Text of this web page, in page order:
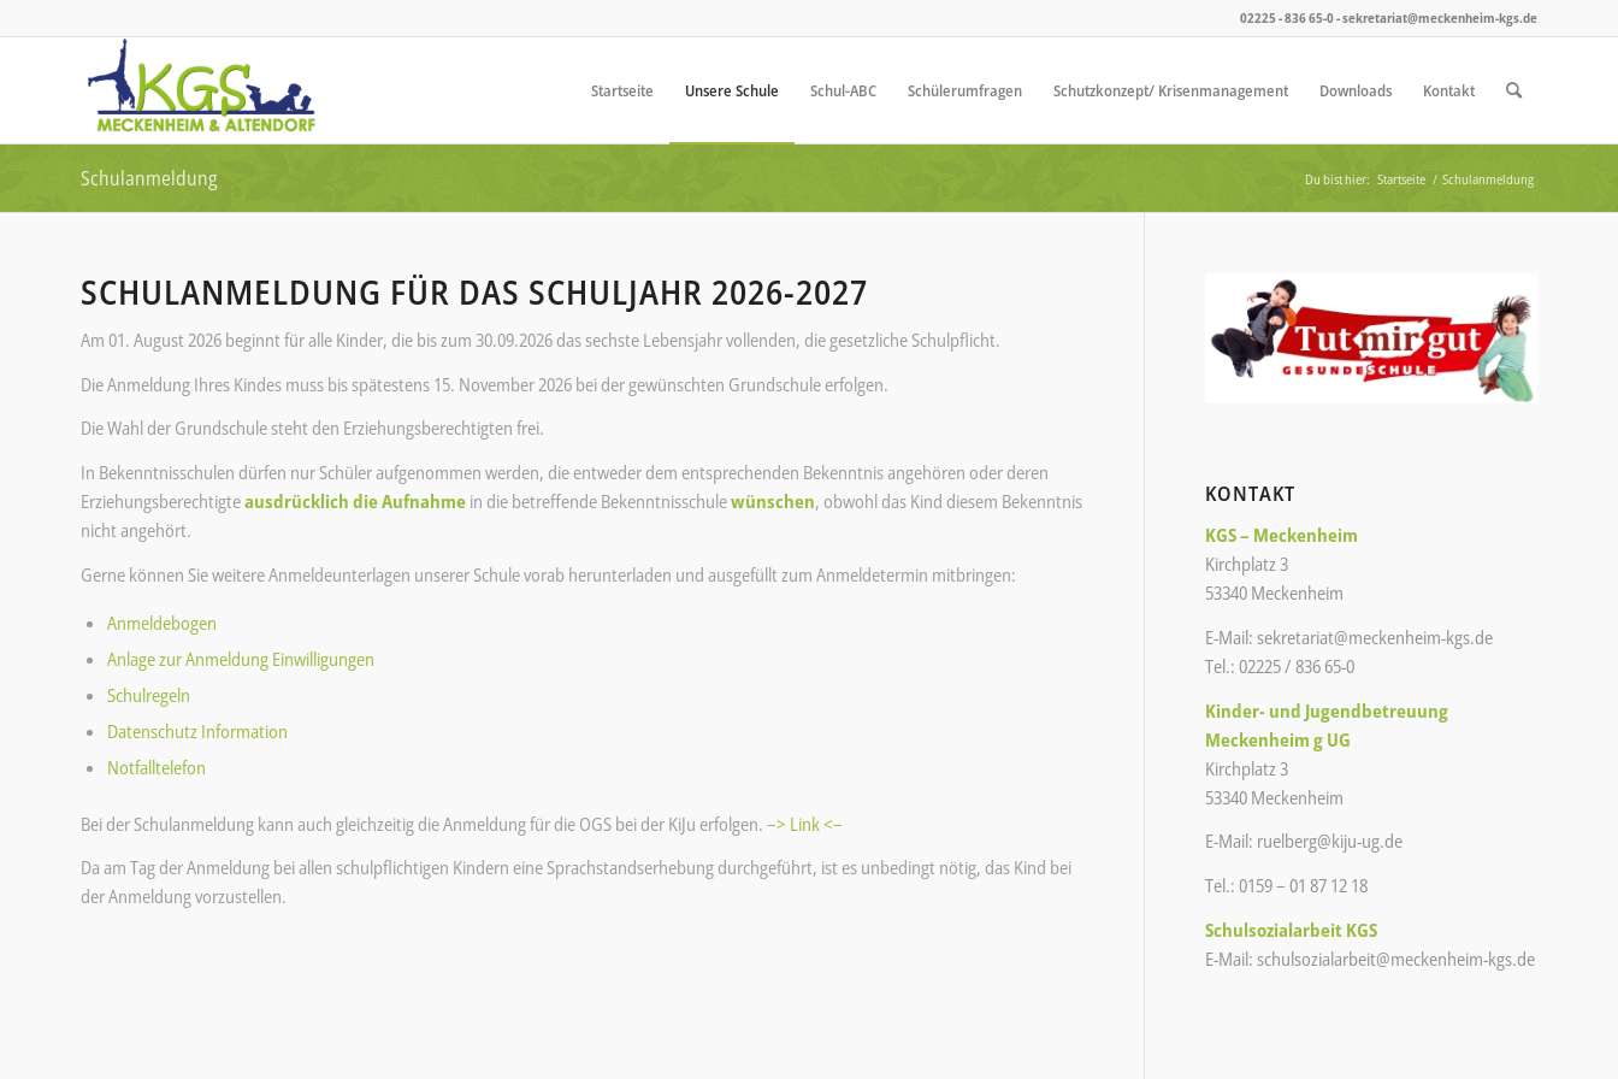
02225 - 836 65-0 - sekretariat@meckenheim-kgs.de
Startseite Unsere Schule Schul-ABC Schülerumfragen Schutzkonzept/ Krisenmanagement Downloads Kontakt
Schulanmeldung Du bist hier: Startseite / Schulanmeldung
SCHULANMELDUNG FÜR DAS SCHULJAHR 2026-2027
Am 01. August 2026 beginnt für alle Kinder, die bis zum 30.09.2026 das sechste Lebensjahr vollenden, die gesetzliche Schulpflicht.
Die Anmeldung Ihres Kindes muss bis spätestens 15. November 2026 bei der gewünschten Grundschule erfolgen.
Die Wahl der Grundschule steht den Erziehungsberechtigten frei.
In Bekenntnisschulen dürfen nur Schüler aufgenommen werden, die entweder dem entsprechenden Bekenntnis angehören oder deren
Erziehungsberechtigteausdrücklich die Aufnahme in die betreffende Bekenntnisschulewünschen, obwohl das Kind diesem Bekenntnis
nicht angehört.
Gerne können Sie weitere Anmeldeunterlagen unserer Schule vorab herunterladen und ausgefüllt zum Anmeldetermin mitbringen:
Anmeldebogen
Anlage zur Anmeldung Einwilligungen
Schulregeln
Datenschutz Information
Notfalltelefon
Bei der Schulanmeldung kann auch gleichzeitig die Anmeldung für die OGS bei der KiJu erfolgen. –> Link <–
Da am Tag der Anmeldung bei allen schulpflichtigen Kindern eine Sprachstandserhebung durchgeführt, ist es unbedingt nötig, das Kind bei
der Anmeldung vorzustellen.
KONTAKT
KGS – Meckenheim
Kirchplatz 3
53340 Meckenheim
E-Mail:sekretariat@meckenheim-kgs.de
Tel.: 02225 / 836 65-0
Kinder- und Jugendbetreuung
Meckenheim g UG
Kirchplatz 3
53340 Meckenheim
E-Mail: ruelberg@kiju-ug.de
Tel.: 0159 – 01 87 12 18
Schulsozialarbeit KGS
E-Mail:schulsozialarbeit@meckenheim-kgs.de